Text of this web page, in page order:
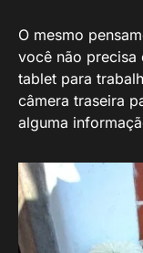
O mesmo
você não precisa
tablet para
câmera traseira
alguma